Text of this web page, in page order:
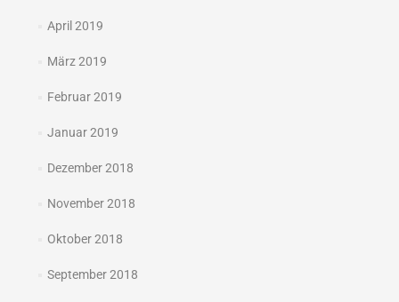
April 2019
März 2019
Februar 2019
Januar 2019
Dezember 2018
November 2018
Oktober 2018
September 2018